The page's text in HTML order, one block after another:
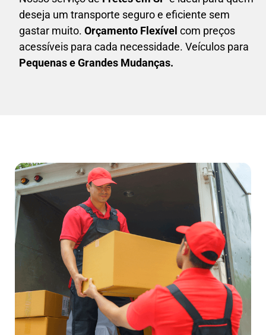
deseja um transporte seguro e eficiente sem
gastar muito. Orçamento Flexível com preços
acessíveis para cada necessidade. Veículos para
Pequenas e Grandes Mudanças.